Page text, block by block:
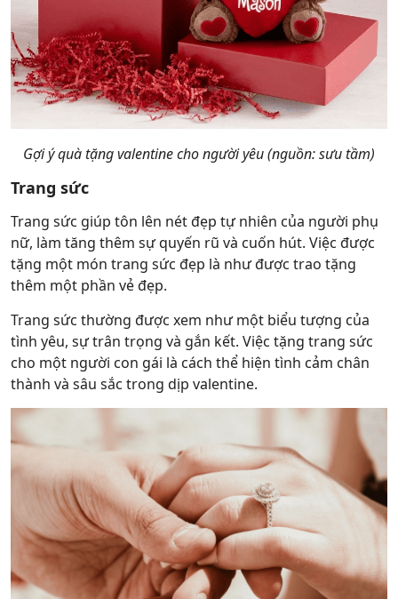
Gợi ý quà tặng valentine cho người yêu (nguồn: sưu tầm)
Trang sức
Trang sức giúp tôn lên nét đẹp tự nhiên của người phụ
nữ, làm tăng thêm sự quyến rũ và cuốn hút. Việc được
tặng một món trang sức đẹp là như được trao tặng
thêm một phần vẻ đẹp.
Trang sức thường được xem như một biểu tượng của
tình yêu, sự trân trọng và gắn kết. Việc tặng trang sức
cho một người con gái là cách thể hiện tình cảm chân
thành và sâu sắc trong dịp valentine.